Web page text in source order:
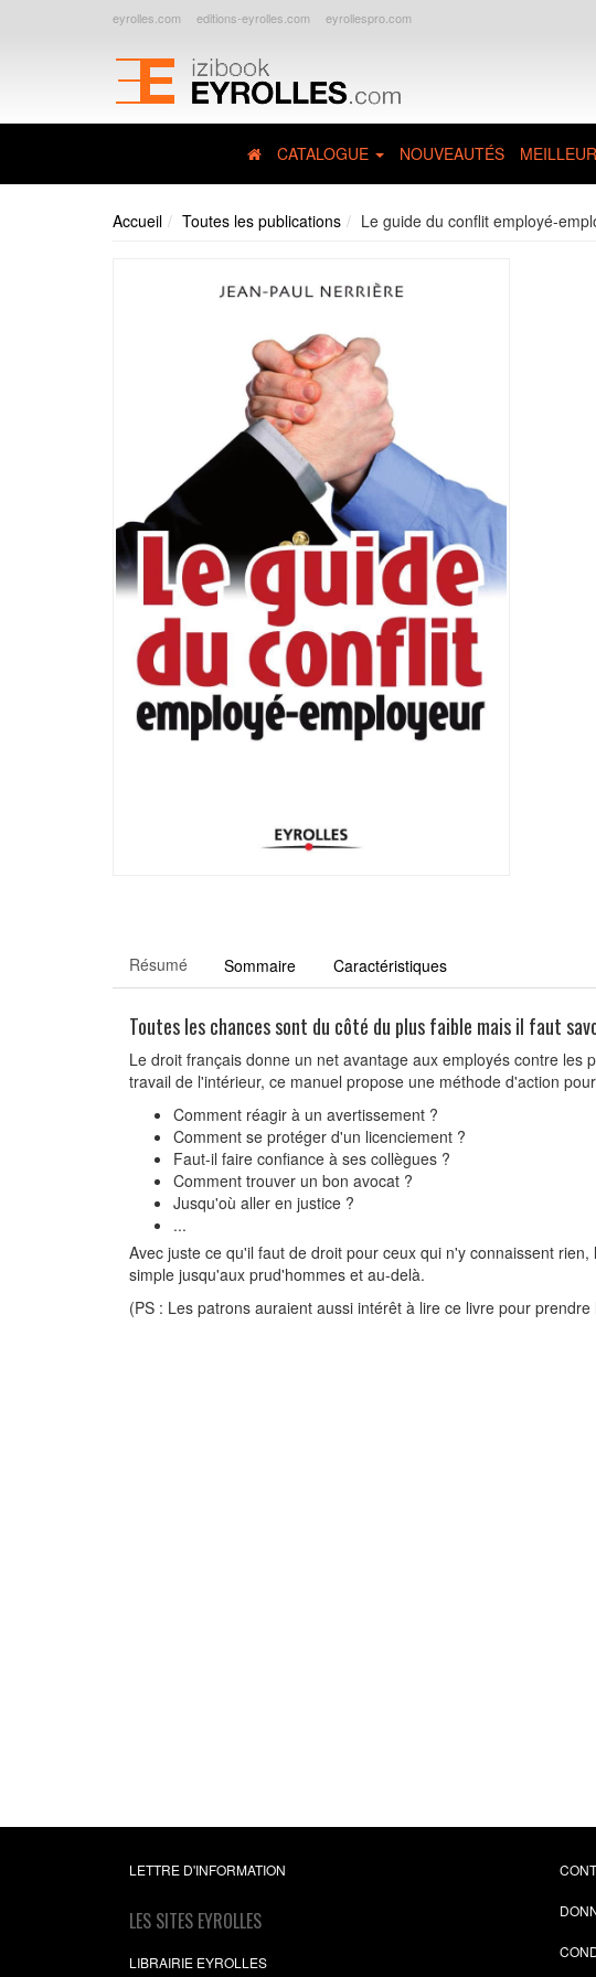
eyrolles.com editions-eyrolles.com eyrollespro.com
CATALOGUE NOUVEAUTÉS
Accueil Toutes les publications Le guide du conflit employé-
Résumé Sommaire Caractéristiques
Toutes les chances sont du côté du plus faible mais il faut
Le droit français donne un net avantage aux employés contre
travail de l'intérieur, ce manuel propose une méthode d'action
Comment réagir à un avertissement ?
Comment se protéger d'un licenciement ?
Faut-il faire confiance à ses collègues ?
Comment trouver un bon avocat ?
Jusqu'où aller en justice ?
...
Avec juste ce qu'il faut de droit pour ceux qui n'y connaissent
simple jusqu'aux prud'hommes et au-delà.
(PS : Les patrons auraient aussi intérêt à lire ce livre pour
LETTRE D'INFORMATION
LES SITES EYROLLES
LIBRAIRIE EYROLLES